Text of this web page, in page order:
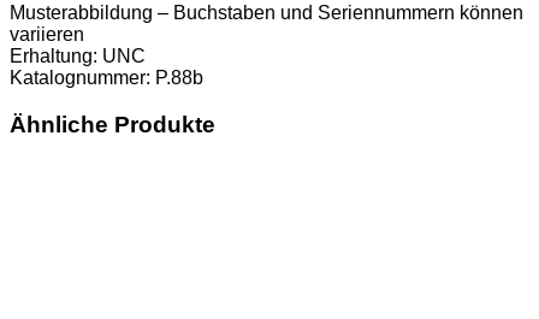
Musterabbildung – Buchstaben und Seriennummern können
variieren
Erhaltung: UNC
Katalognummer: P.88b
Ähnliche Produkte